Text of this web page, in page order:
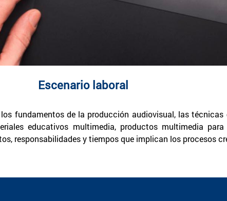
Escenario laboral
fundamentos de la producción audiovisual, las
educativos multimedia, productos multimedia
responsabilidades y tiempos que implican los procesos